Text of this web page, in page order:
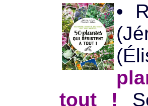
•
tout !